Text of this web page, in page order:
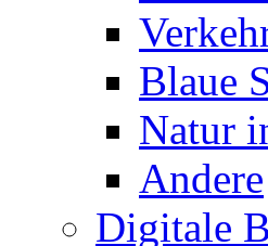
Blaue
Natur
Andere
Digitale